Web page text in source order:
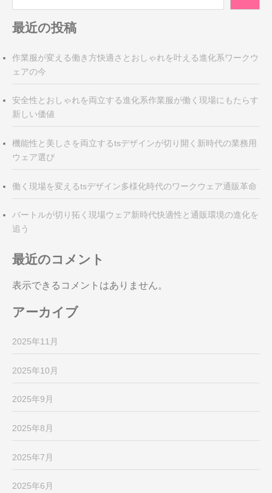
ー
シ
ン
最近の投稿
作業服が変える働き方快適さとおしゃれを叶える進化系ワークウ
ェアの今
安全性とおしゃれを両立する進化系作業服が働く現場にもたらす
新しい価値
機能性と美しさを両立するtsデザインが切り開く新時代の業務用
ウェア選び
働く現場を変えるtsデザイン多様化時代のワークウェア通販革命
バートルが切り拓く現場ウェア新時代快適性と通販環境の進化を
追う
最近のコメント
表示できるコメントはありません。
アーカイブ
2025年11月
2025年10月
2025年9月
2025年8月
2025年7月
2025年6月